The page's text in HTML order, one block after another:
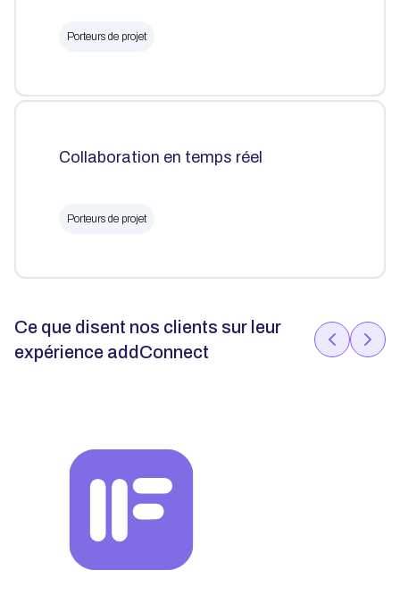
Porteurs de projet
Collaboration en temps réel
Porteurs de projet
Ce que disent nos clients sur leur
expérience addConnect